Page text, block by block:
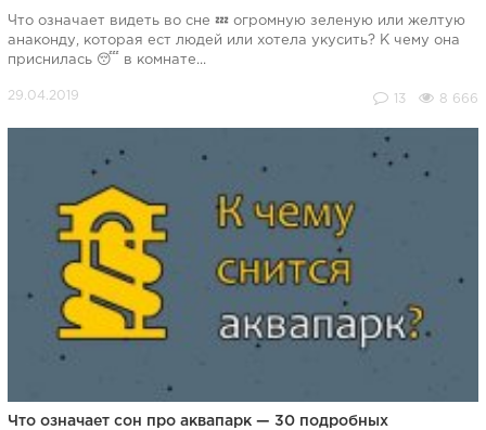
Что означает видеть во сне 💤 огромную зеленую или желтую
анаконду, которая ест людей или хотела укусить? К чему она
приснилась 😴 в комнате...
13 8 666
Что означает сон про аквапарк — 30 подробных